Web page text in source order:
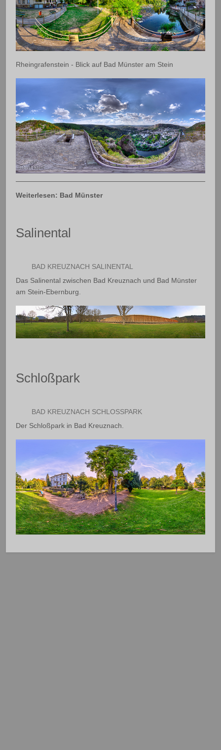
Rheingrafenstein - Blick auf Bad Münster am Stein
Weiterlesen: Bad Münster
Salinental
BAD KREUZNACH SALINENTAL
Das Salinental zwischen Bad Kreuznach und Bad Münster
am Stein-Ebernburg.
Schloßpark
BAD KREUZNACH SCHLOSSPARK
Der Schloßpark in Bad Kreuznach.